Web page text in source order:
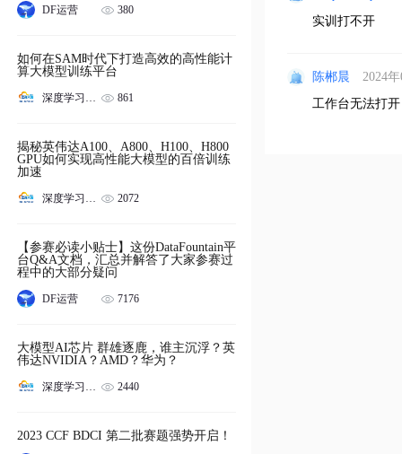
DF运营 380
如何在SAM时代下打造高效的高性能计
算大模型训练平台
深度学习服务器 861
揭秘英伟达A100、A800、H100、H800
GPU如何实现高性能大模型的百倍训练
加速
深度学习服务器 2072
【参赛必读小贴士】这份DataFountain平
台Q&A文档，汇总并解答了大家参赛过
程中的大部分疑问
DF运营 7176
大模型AI芯片 群雄逐鹿，谁主沉浮？英
伟达NVIDIA？AMD？华为？
深度学习服务器 2440
2023 CCF BDCI 第二批赛题强势开启！
陈郴晨
2024
工作台无法打开